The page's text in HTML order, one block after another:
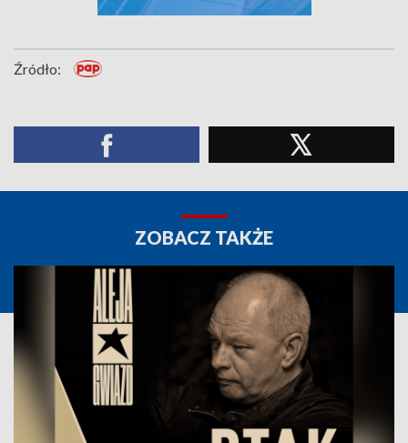
Źródło:
ZOBACZ TAKŻE